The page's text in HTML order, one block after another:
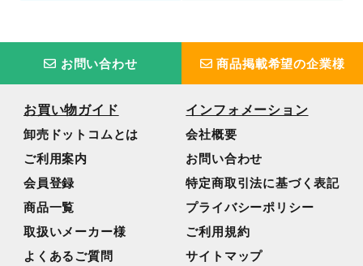
お問い合わせ 商品掲載希望の企業様
お買い物ガイド
卸売ドットコムとは
ご利用案内
会員登録
商品一覧
取扱いメーカー様
よくあるご質問
インフォメーション
会社概要
お問い合わせ
特定商取引法に基づく表記
プライバシーポリシー
ご利用規約
サイトマップ